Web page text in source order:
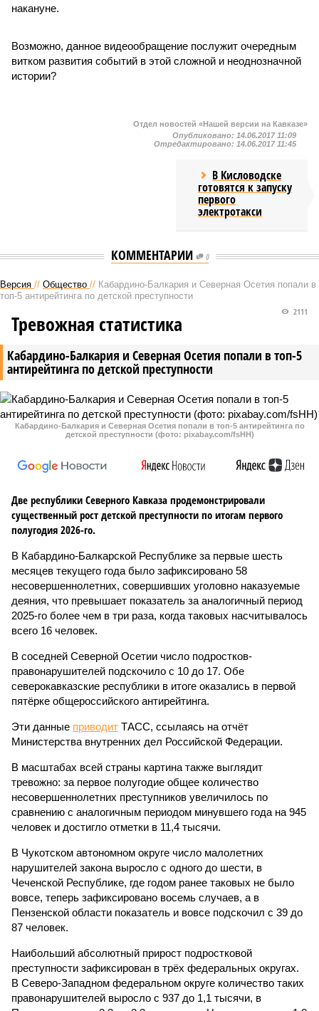
накануне.
Возможно, данное видеообращение послужит очередным
витком развития событий в этой сложной и неоднозначной
истории?
Отдел новостей «Нашей версии на Кавказе»
Опубликовано: 14.06.2017 11:09
Отредактировано: 14.06.2017 11:45
В Кисловодске
готовятся к запуску
первого
электротакси
КОММЕНТАРИИ 0
Версия // Общество // Кабардино-Балкария и Северная Осетия попали в
топ-5 антирейтинга по детской преступности
Кабардино-Балкария и Северная Осетия попали в топ-5
антирейтинга по детской преступности
2111
Тревожная статистика
Кабардино-Балкария и Северная Осетия попали в топ-5 антирейтинга по
детской преступности (фото: pixabay.com/fsHH)
Две республики Северного Кавказа продемонстрировали
существенный рост детской преступности по итогам первого
полугодия 2026-го.
В Кабардино-Балкарской Республике за первые шесть
месяцев текущего года было зафиксировано 58
несовершеннолетних, совершивших уголовно наказуемые
деяния, что превышает показатель за аналогичный период
2025-го более чем в три раза, когда таковых насчитывалось
всего 16 человек.
В соседней Северной Осетии число подростков-
правонарушителей подскочило с 10 до 17. Обе
северокавказские республики в итоге оказались в первой
пятёрке общероссийского антирейтинга.
Эти данные приводит ТАСС, ссылаясь на отчёт
Министерства внутренних дел Российской Федерации.
В масштабах всей страны картина также выглядит
тревожно: за первое полугодие общее количество
несовершеннолетних преступников увеличилось по
сравнению с аналогичным периодом минувшего года на 945
человек и достигло отметки в 11,4 тысячи.
В Чукотском автономном округе число малолетних
нарушителей закона выросло с одного до шести, в
Чеченской Республике, где годом ранее таковых не было
вовсе, теперь зафиксировано восемь случаев, а в
Пензенской области показатель и вовсе подскочил с 39 до
87 человек.
Наибольший абсолютный прирост подростковой
преступности зафиксирован в трёх федеральных округах.
В Северо-Западном федеральном округе количество таких
правонарушителей выросло с 937 до 1,1 тысячи, в